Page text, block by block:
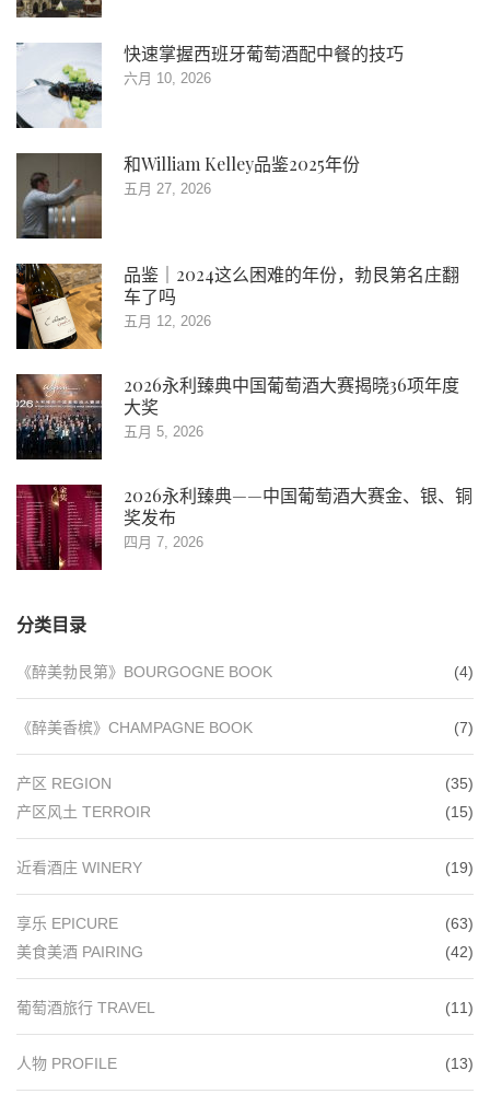
快速掌握西班牙葡萄酒配中餐的技巧
六月 10, 2026
和William Kelley品鉴2025年份
五月 27, 2026
品鉴｜2024这么困难的年份，勃艮第名庄翻
车了吗
五月 12, 2026
2026永利臻典中国葡萄酒大赛揭晓36项年度
大奖
五月 5, 2026
2026永利臻典——中国葡萄酒大赛金、银、铜
奖发布
四月 7, 2026
分类目录
《醉美勃艮第》BOURGOGNE BOOK (4)
《醉美香槟》CHAMPAGNE BOOK (7)
产区 REGION
(35)
产区风土 TERROIR
(15)
近看酒庄 WINERY (19)
享乐 EPICURE
(63)
美食美酒 PAIRING
(42)
葡萄酒旅行 TRAVEL (11)
人物 PROFILE (13)